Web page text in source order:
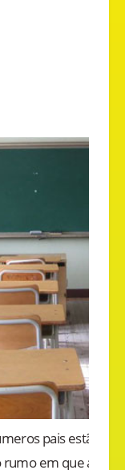
pais estão
em que a